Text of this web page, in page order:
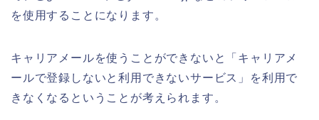
を使用することになります。
キャリアメールを使うことができないと「キャリアメ
ールで登録しないと利用できないサービス」を利用で
きなくなるということが考えられます。